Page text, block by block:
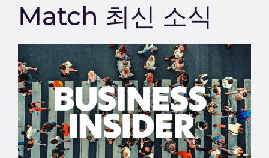
Match 최신 소식